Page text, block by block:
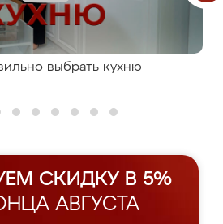
выбрать кухню
СКИДКУ В 5%
АВГУСТА